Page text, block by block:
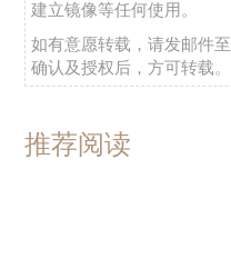
建立镜像等任何使用。
如有意愿转载，请发邮件至
确认及授权后，方可转载。
推荐阅读